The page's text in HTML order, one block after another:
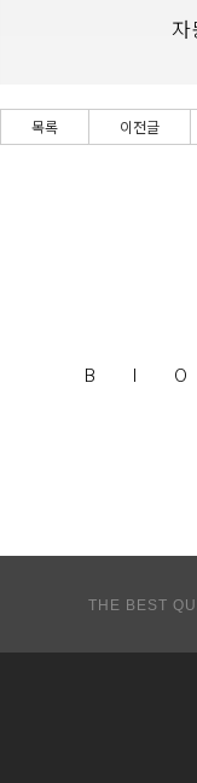
목록 이전글
THE BEST